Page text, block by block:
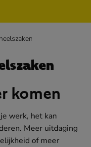
komen
werk, het kan
Meer uitdaging
of meer